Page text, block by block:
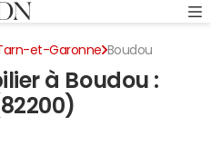
et-Garonne Boudou
à Boudou :